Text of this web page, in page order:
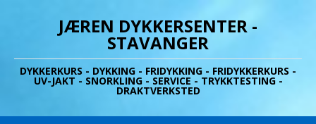
JÆREN DYKKERSENTER -
STAVANGER
DYKKERKURS - DYKKING - FRIDYKKING - FRIDYKKERKURS -
UV-JAKT - SNORKLING - SERVICE - TRYKKTESTING -
DRAKTVERKSTED